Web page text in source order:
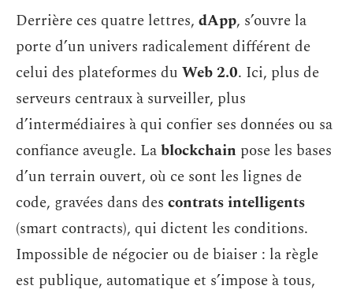
Derrière ces quatre lettres, dApp, s’ouvre la
porte d’un univers radicalement différent de
celui des plateformes du Web 2.0. Ici, plus de
serveurs centraux à surveiller, plus
d’intermédiaires à qui confier ses données ou sa
confiance aveugle. Lablockchain pose les bases
d’un terrain ouvert, où ce sont les lignes de
code, gravées dans des contrats intelligents
(smart contracts), qui dictent les conditions.
Impossible de négocier ou de biaiser : la règle
est publique, automatique et s’impose à tous,